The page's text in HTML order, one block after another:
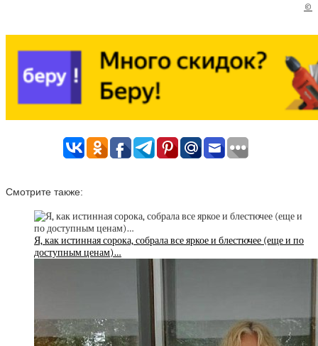
©
Смотрите также:
Я, как истинная сорока, собрала все яркое и блестючее (еще и по
доступным ценам)…